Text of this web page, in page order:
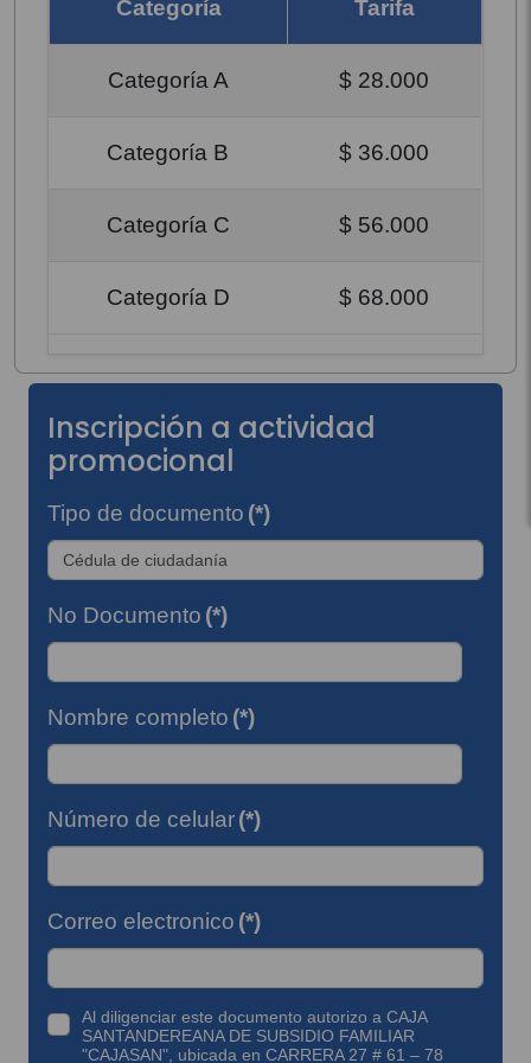
Categoría Tarifa
Categoría A $ 28.000
Categoría B $ 36.000
Categoría C $ 56.000
Categoría D $ 68.000
Inscripción a actividad
promocional
Tipo de documento (*)
No Documento (*)
Nombre completo (*)
Número de celular(*)
Correo electronico (*)
Al diligenciar este documento autorizo a CAJA
SANTANDEREANA DE SUBSIDIO FAMILIAR
"CAJASAN", ubicada en CARRERA 27 # 61 – 78